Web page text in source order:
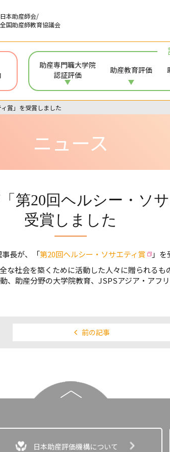
本助産師会/
国助産師教育協議会
助産専門職大学院
認証評価
助産教育評価
賞」を受賞しました
ニュース
第20回ヘルシー・ソ
受賞しました
長が、「第20回ヘルシー・ソサエティ賞
」を
な社会を築くために活動した人々に贈られる
、助産分野の大学院教育、JSPSアジア・アフ
前の記事
日本助産評価機構について